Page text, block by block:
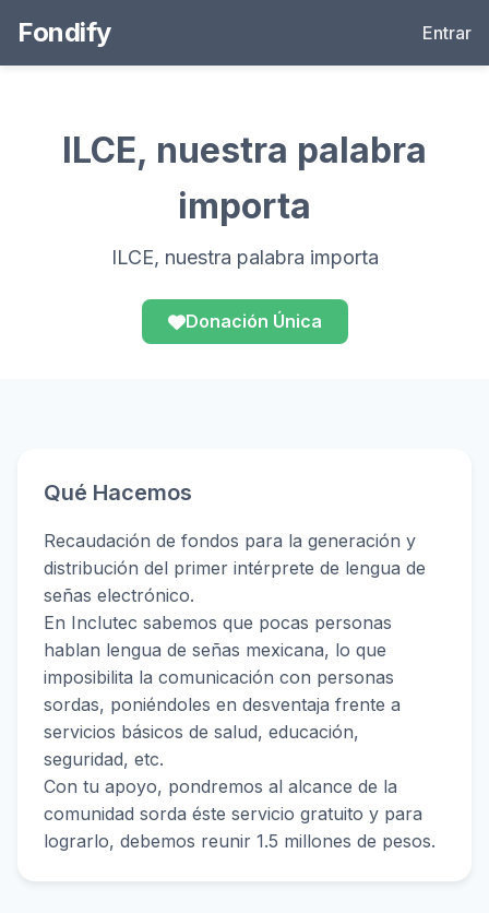
Fondify Entrar
ILCE, nuestra palabra
importa
ILCE, nuestra palabra importa
Donación Única
Qué Hacemos
Recaudación de fondos para la generación y
distribución del primer intérprete de lengua de
señas electrónico.
En Inclutec sabemos que pocas personas
hablan lengua de señas mexicana, lo que
imposibilita la comunicación con personas
sordas, poniéndoles en desventaja frente a
servicios básicos de salud, educación,
seguridad, etc.
Con tu apoyo, pondremos al alcance de la
comunidad sorda éste servicio gratuito y para
lograrlo, debemos reunir 1.5 millones de pesos.